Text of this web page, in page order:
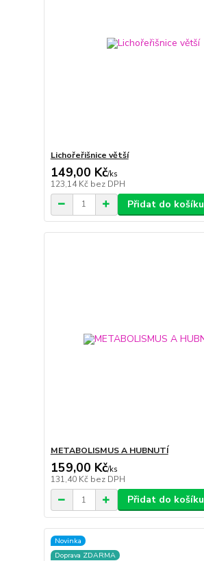
Lichořeřišnice větší
149,00 Kč/ks
123,14 Kč bez DPH
Přidat do košíku
METABOLISMUS A HUBNUTÍ
159,00 Kč/ks
131,40 Kč bez DPH
Přidat do košíku
Novinka
Doprava ZDARMA